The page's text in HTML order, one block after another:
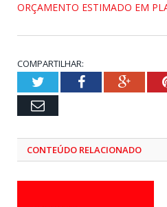
ORÇAMENTO ESTIMADO EM
COMPARTILHAR:
TwitterFacebook
Email
CONTEÚDO RELACIONADO